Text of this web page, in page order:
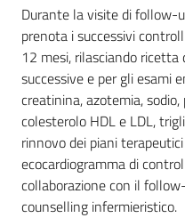
Seguici
su
Durante la visite di follow-
prenota i successivi
12 mesi, rilasciando
successive e per gli esami
creatinina, azotemia,
colesterolo HDL e LDL,
rinnovo dei piani
ecocardiogramma di
collaborazione con il
counselling infermieristico.